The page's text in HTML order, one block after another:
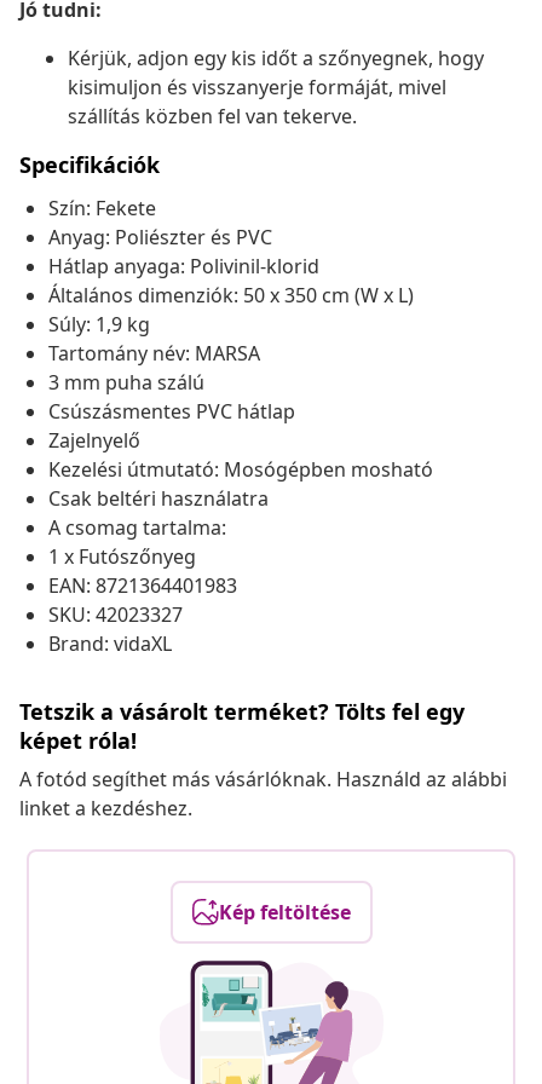
Jó tudni:
Kérjük, adjon egy kis időt a szőnyegnek, hogy
kisimuljon és visszanyerje formáját, mivel
szállítás közben fel van tekerve.
Specifikációk
Szín: Fekete
Anyag: Poliészter és PVC
Hátlap anyaga: Polivinil-klorid
Általános dimenziók: 50 x 350 cm (W x L)
Súly: 1,9 kg
Tartomány név: MARSA
3 mm puha szálú
Csúszásmentes PVC hátlap
Zajelnyelő
Kezelési útmutató: Mosógépben mosható
Csak beltéri használatra
A csomag tartalma:
1 x Futószőnyeg
EAN: 8721364401983
SKU: 42023327
Brand: vidaXL
Tetszik a vásárolt terméket? Tölts fel egy
képet róla!
A fotód segíthet más vásárlóknak. Használd az alábbi
linket a kezdéshez.
Kép feltöltése